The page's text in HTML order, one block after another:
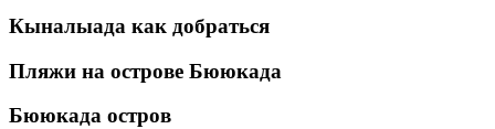
Кыналыада как добраться
Пляжи на острове Бююкада
Бююкада остров